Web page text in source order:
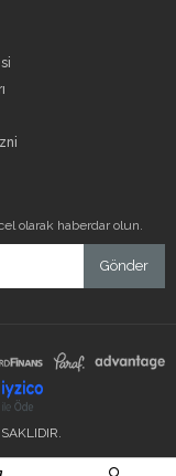
olarak haberdar olun.
Gönder